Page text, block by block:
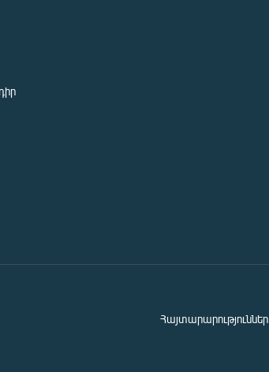
Հայտարարություններ